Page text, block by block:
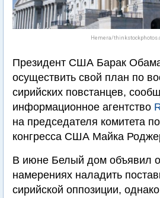
Hemera/
Президент США Барак
осуществить свой план по
сирийских повстанцев,
информационное агентство
на председателя комитета
конгресса США Майка
В июне Белый дом объявил
намерениях наладить
сирийской оппозиции,